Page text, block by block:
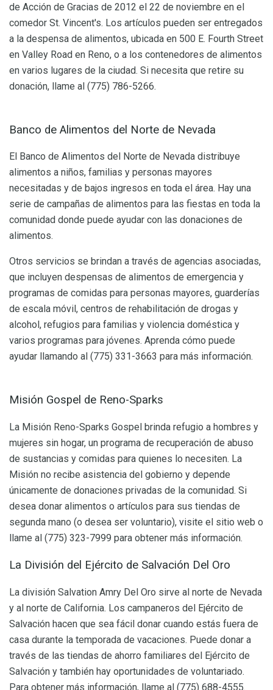
de Acción de Gracias de 2012 el 22 de noviembre en el
comedor St. Vincent's. Los artículos pueden ser entregados
a la despensa de alimentos, ubicada en 500 E. Fourth Street
en Valley Road en Reno, o a los contenedores de alimentos
en varios lugares de la ciudad. Si necesita que retire su
donación, llame al (775) 786-5266.
Banco de Alimentos del Norte de Nevada
El Banco de Alimentos del Norte de Nevada distribuye
alimentos a niños, familias y personas mayores
necesitadas y de bajos ingresos en toda el área. Hay una
serie de campañas de alimentos para las fiestas en toda la
comunidad donde puede ayudar con las donaciones de
alimentos.
Otros servicios se brindan a través de agencias asociadas,
que incluyen despensas de alimentos de emergencia y
programas de comidas para personas mayores, guarderías
de escala móvil, centros de rehabilitación de drogas y
alcohol, refugios para familias y violencia doméstica y
varios programas para jóvenes. Aprenda cómo puede
ayudar llamando al (775) 331-3663 para más información.
Misión Gospel de Reno-Sparks
La Misión Reno-Sparks Gospel brinda refugio a hombres y
mujeres sin hogar, un programa de recuperación de abuso
de sustancias y comidas para quienes lo necesiten. La
Misión no recibe asistencia del gobierno y depende
únicamente de donaciones privadas de la comunidad. Si
desea donar alimentos o artículos para sus tiendas de
segunda mano (o desea ser voluntario), visite el sitio web o
llame al (775) 323-7999 para obtener más información.
La División del Ejército de Salvación Del Oro
La división Salvation Amry Del Oro sirve al norte de Nevada
y al norte de California. Los campaneros del Ejército de
Salvación hacen que sea fácil donar cuando estás fuera de
casa durante la temporada de vacaciones. Puede donar a
través de las tiendas de ahorro familiares del Ejército de
Salvación y también hay oportunidades de voluntariado.
Para obtener más información, llame al (775) 688-4555.